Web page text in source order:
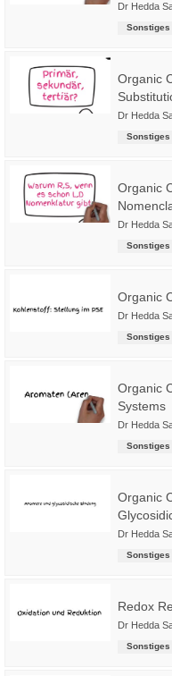
Dr Hedda
Sonstiges
Organic
Dr Hedda
Sonstiges
Organic
Dr Hedda
Sonstiges
Organic
Dr Hedda
Sonstiges
Organic
Systems
Dr Hedda
Sonstiges
Organic
Dr Hedda
Sonstiges
Redox
Dr Hedda
Sonstiges